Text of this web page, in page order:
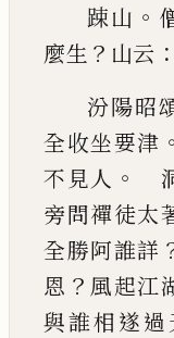
踈山 。
麼生 ？ 山云 ：
汾陽昭
全收坐要津 。
不見人 。
旁問禪徒太
全勝阿誰詳
恩 ？ 風起江
與誰相遂過